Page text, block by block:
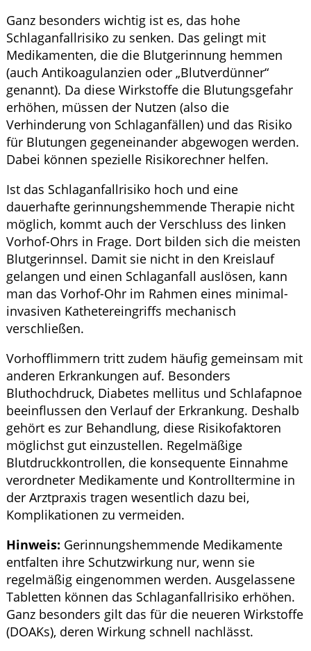
Ganz besonders wichtig ist es, das hohe
Schlaganfallrisiko zu senken. Das gelingt mit
Medikamenten, die die Blutgerinnung hemmen
(auch Antikoagulanzien oder „Blutverdünner“
genannt). Da diese Wirkstoffe die Blutungsgefahr
erhöhen, müssen der Nutzen (also die
Verhinderung von Schlaganfällen) und das Risiko
für Blutungen gegeneinander abgewogen werden.
Dabei können spezielle Risikorechner helfen.
Ist das Schlaganfallrisiko hoch und eine
dauerhafte gerinnungshemmende Therapie nicht
möglich, kommt auch der Verschluss des linken
Vorhof-Ohrs in Frage. Dort bilden sich die meisten
Blutgerinnsel. Damit sie nicht in den Kreislauf
gelangen und einen Schlaganfall auslösen, kann
man das Vorhof-Ohr im Rahmen eines minimal-
invasiven Kathetereingriffs mechanisch
verschließen.
Vorhofflimmern tritt zudem häufig gemeinsam mit
anderen Erkrankungen auf. Besonders
Bluthochdruck, Diabetes mellitus und Schlafapnoe
beeinflussen den Verlauf der Erkrankung. Deshalb
gehört es zur Behandlung, diese Risikofaktoren
möglichst gut einzustellen. Regelmäßige
Blutdruckkontrollen, die konsequente Einnahme
verordneter Medikamente und Kontrolltermine in
der Arztpraxis tragen wesentlich dazu bei,
Komplikationen zu vermeiden.
Hinweis: Gerinnungshemmende Medikamente
entfalten ihre Schutzwirkung nur, wenn sie
regelmäßig eingenommen werden. Ausgelassene
Tabletten können das Schlaganfallrisiko erhöhen.
Ganz besonders gilt das für die neueren Wirkstoffe
(DOAKs), deren Wirkung schnell nachlässt.